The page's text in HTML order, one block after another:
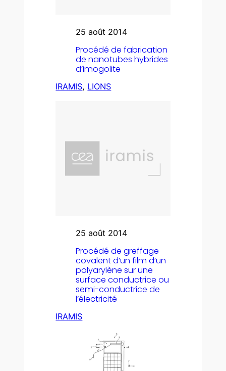
25 août 2014
Procédé de fabrication
de nanotubes hybrides
d’imogolite
IRAMIS, LIONS
25 août 2014
Procédé de greffage
covalent d’un film d’un
polyarylène sur une
surface conductrice ou
semi-conductrice de
l’électricité
IRAMIS